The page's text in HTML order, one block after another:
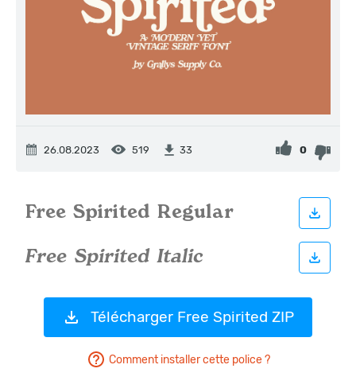
26.08.2023 519 33 0
Télécharger Free Spirited ZIP
Comment installer cette police ?